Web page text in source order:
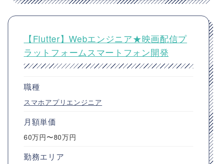
【Flutter】Webエンジニア★映画配信プ
ラットフォームスマートフォン開発
職種
スマホアプリエンジニア
月額単価
60万円〜80万円
勤務エリア